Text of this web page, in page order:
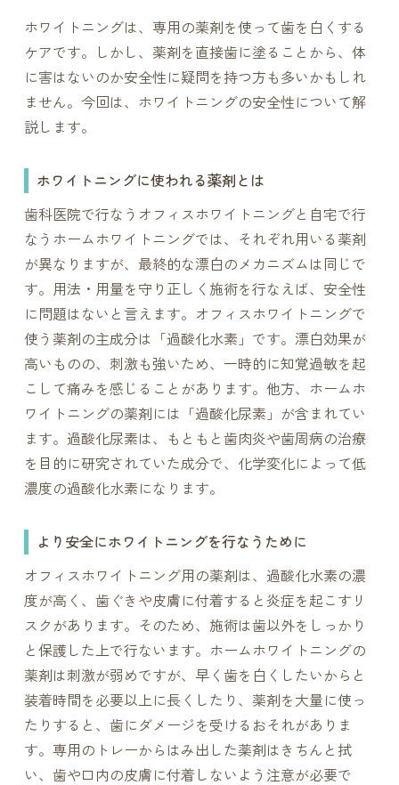
ホワイトニングは、専用の薬剤を使って歯を白くする
ケアです。しかし、薬剤を直接歯に塗ることから、体
に害はないのか安全性に疑問を持つ方も多いかもしれ
ません。今回は、ホワイトニングの安全性について解
説します。
ホワイトニングに使われる薬剤とは
歯科医院で行なうオフィスホワイトニングと自宅で行
なうホームホワイトニングでは、それぞれ用いる薬剤
が異なりますが、最終的な漂白のメカニズムは同じで
す。用法・用量を守り正しく施術を行なえば、安全性
に問題はないと言えます。オフィスホワイトニングで
使う薬剤の主成分は「過酸化水素」です。漂白効果が
高いものの、刺激も強いため、一時的に知覚過敏を起
こして痛みを感じることがあります。他方、ホームホ
ワイトニングの薬剤には「過酸化尿素」が含まれてい
ます。過酸化尿素は、もともと歯肉炎や歯周病の治療
を目的に研究されていた成分で、化学変化によって低
濃度の過酸化水素になります。
より安全にホワイトニングを行なうために
オフィスホワイトニング用の薬剤は、過酸化水素の濃
度が高く、歯ぐきや皮膚に付着すると炎症を起こすリ
スクがあります。そのため、施術は歯以外をしっかり
と保護した上で行ないます。ホームホワイトニングの
薬剤は刺激が弱めですが、早く歯を白くしたいからと
装着時間を必要以上に長くしたり、薬剤を大量に使っ
たりすると、歯にダメージを受けるおそれがありま
す。専用のトレーからはみ出した薬剤はきちんと拭
い、歯や口内の皮膚に付着しないよう注意が必要で